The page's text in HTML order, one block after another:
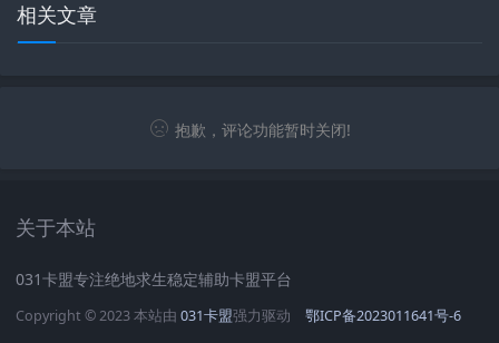
相关文章
抱歉，评论功能暂时关闭!
关于本站
031卡盟专注绝地求生稳定辅助卡盟平台
Copyright © 2023 本站由 031卡盟强力驱动 鄂ICP备2023011641号-6